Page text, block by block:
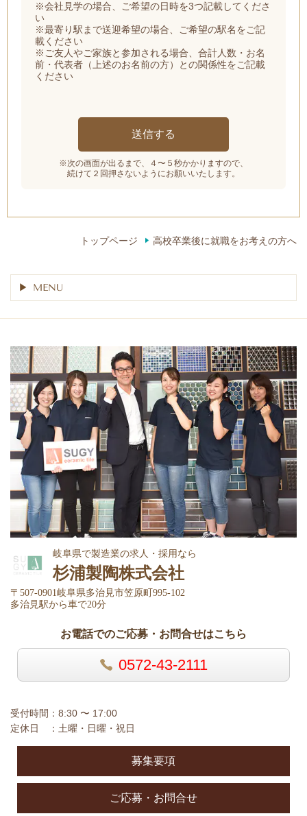
※会社見学の場合、ご希望の日時を3つ記載してくださ
い
※最寄り駅まで送迎希望の場合、ご希望の駅名をご記
載ください
※ご友人やご家族と参加される場合、合計人数・お名
前・代表者（上述のお名前の方）との関係性をご記載
ください
※次の画面が出るまで、４〜５秒かかりますので、
続けて２回押さないようにお願いいたします。
トップページ 高校卒業後に就職をお考えの方へ
MENU
岐阜県で製造業の求人・採用なら
杉浦製陶株式会社
〒507-0901岐阜県多治見市笠原町995-102
多治見駅から車で20分
お電話でのご応募・お問合せはこちら
0572-43-2111
受付時間：8:30 〜 17:00
定休日 ：土曜・日曜・祝日
募集要項
ご応募・お問合せ